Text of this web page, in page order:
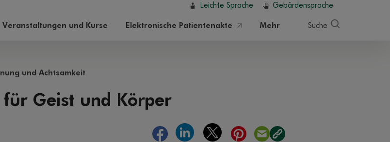
Leichte Sprache Gebärdensprache
Veranstaltungen und Kurse Elektronische Patientenakte Mehr Suche
und Achtsamkeit
Geist und Körper